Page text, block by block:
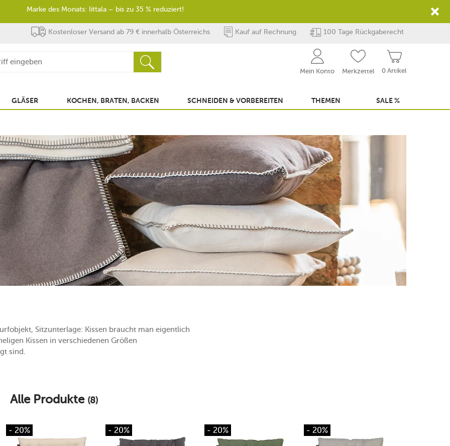
Kostenloser Versand ab 79 € innerhalb Österreichs Kauf auf Rechnung 100 Tage Rückgaberecht
0 Artikel
Mein Konto Merkzettel
GLÄSER KOCHEN, BRATEN, BACKEN SCHNEIDEN & VORBEREITEN THEMEN SALE %
Sitzunterlage: Kissen braucht man eigentlich
Kissen in verschiedenen Größen
sind.
Alle Produkte (8)
- 20% - 20% - 20% - 20%
Marke des Monats: Iittala – bis zu 35 % reduziert!